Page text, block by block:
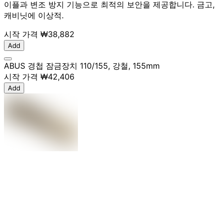
이플과 변조 방지 기능으로 최적의 보안을 제공합니다. 금고,
캐비닛에 이상적.
시작 가격 ₩38,882
Add
ABUS 경첩 잠금장치 110/155, 강철, 155mm
시작 가격 ₩42,406
Add